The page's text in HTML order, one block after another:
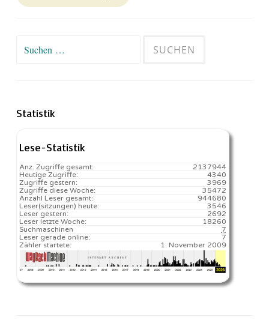
Suchen
Statistik
Lese-Statistik
2137944
Anz. Zugriffe gesamt:
4340
Heutige Zugriffe:
3969
Zugriffe gestern:
35472
Zugriffe diese Woche:
944680
Anzahl Leser gesamt:
3546️
Leser(sitzungen) heute:
2692
Leser gestern:
18260️
Leser letzte Woche:
7
Suchmaschinen
7
Leser gerade online:
1. November 2009
Zähler startete: